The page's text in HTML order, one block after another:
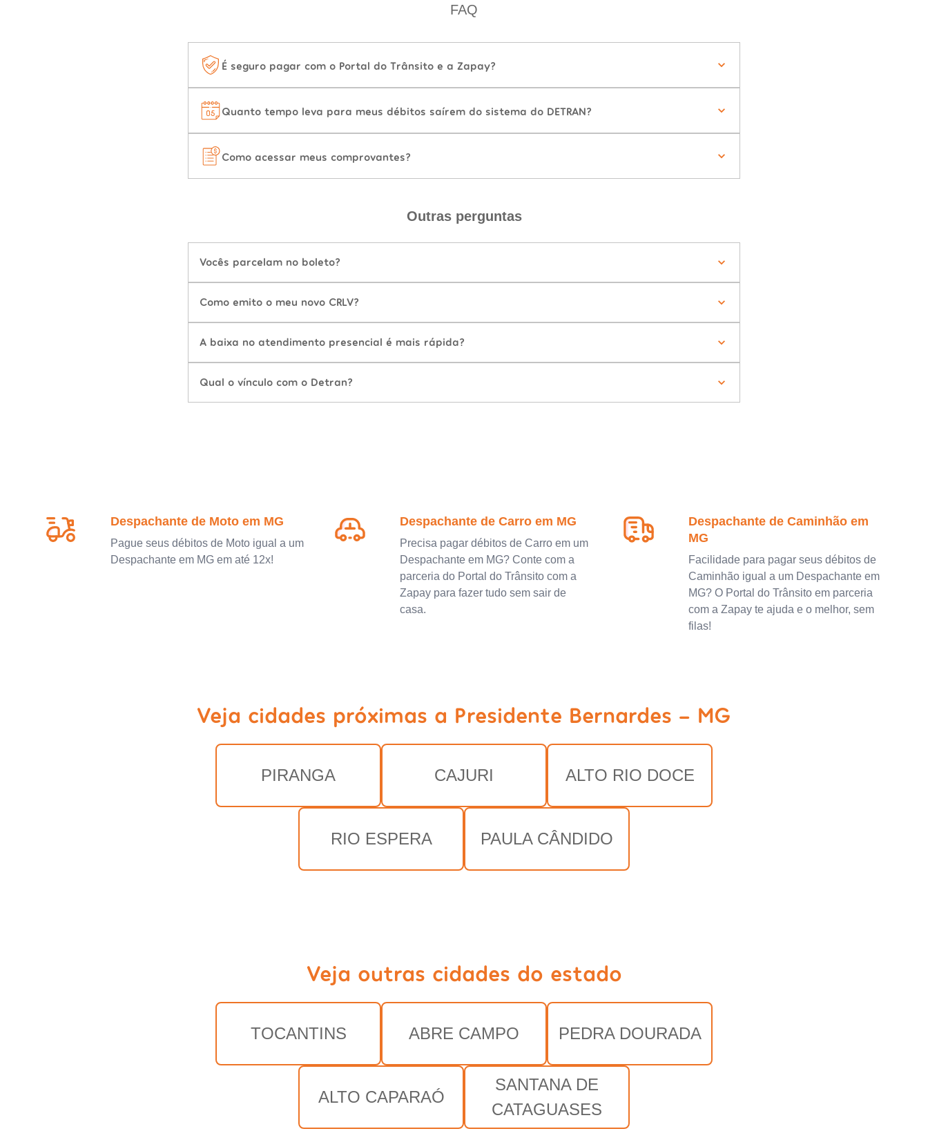
FAQ
É seguro pagar com o Portal do Trânsito e a Zapay?
Quanto tempo leva para meus débitos saírem do sistema do DETRAN?
Como acessar meus comprovantes?
Outras perguntas
Vocês parcelam no boleto?
Como emito o meu novo CRLV?
A baixa no atendimento presencial é mais rápida?
Qual o vínculo com o Detran?
Despachante de Moto em MG
Pague seus débitos de Moto igual a um
Despachante em MG em até 12x!
Despachante de Carro em MG
Precisa pagar débitos de Carro em um
Despachante em MG? Conte com a
parceria do Portal do Trânsito com a
Zapay para fazer tudo sem sair de
casa.
Despachante de Caminhão em
MG
Facilidade para pagar seus débitos de
Caminhão igual a um Despachante em
MG? O Portal do Trânsito em parceria
com a Zapay te ajuda e o melhor, sem
filas!
Veja cidades próximas a Presidente Bernardes - MG
PIRANGA CAJURI ALTO RIO DOCE
RIO ESPERA PAULA CÂNDIDO
Veja outras cidades do estado
TOCANTINS ABRE CAMPO PEDRA DOURADA
ALTO CAPARAÓ
SANTANA DE
CATAGUASES